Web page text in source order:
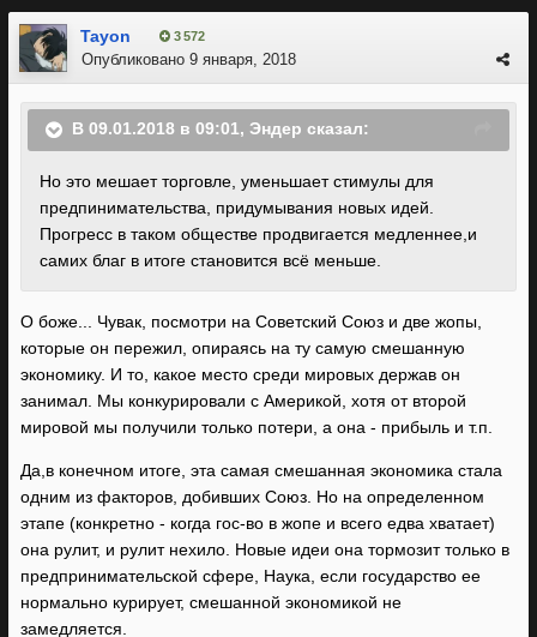
Tayon
3 572
Опубликовано 9 января, 2018
В 09.01.2018 в 09:01, Эндер сказал:
Но это мешает торговле, уменьшает стимулы для
предпинимательства, придумывания новых идей.
Прогресс в таком обществе продвигается медленнее,и
самих благ в итоге становится всё меньше.
О боже... Чувак, посмотри на Советский Союз и две жопы,
которые он пережил, опираясь на ту самую смешанную
экономику. И то, какое место среди мировых держав он
занимал. Мы конкурировали с Америкой, хотя от второй
мировой мы получили только потери, а она - прибыль и т.п.
Да,в конечном итоге, эта самая смешанная экономика стала
одним из факторов, добивших Союз. Но на определенном
этапе (конкретно - когда гос-во в жопе и всего едва хватает)
она рулит, и рулит нехило. Новые идеи она тормозит только в
предпринимательской сфере, Наука, если государство ее
нормально курирует, смешанной экономикой не
замедляется.